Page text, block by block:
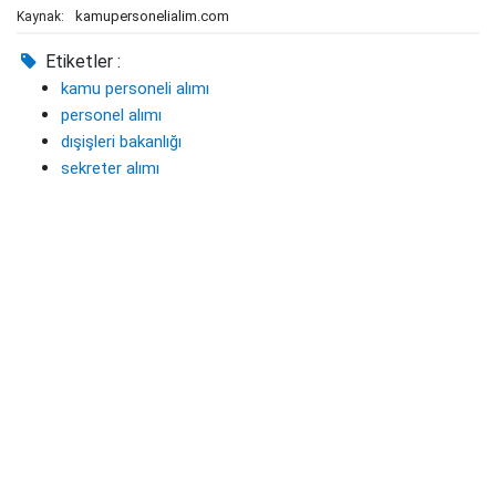
Kaynak: kamupersonelialim.com
Etiketler :
kamu personeli alımı
personel alımı
dışişleri bakanlığı
sekreter alımı